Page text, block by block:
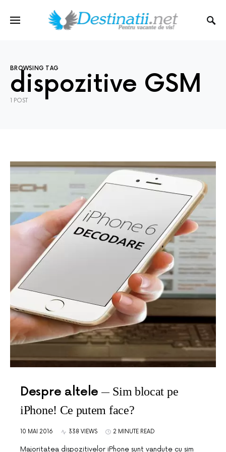
BROWSING TAG
dispozitive GSM
1 POST
Despre altele
Sim blocat pe
iPhone! Ce putem face?
10 MAI 2016 338 VIEWS 2 MINUTE READ
Majoritatea dispozitivelor iPhone sunt vandute cu sim